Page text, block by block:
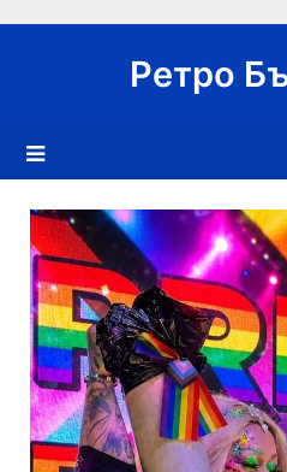
Ретро